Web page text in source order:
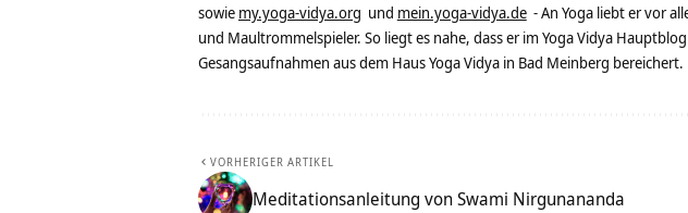
sowie my.yoga-vidya.org und mein.yoga-vidya.de - An Yoga liebt er vor
und Maultrommelspieler. So liegt es nahe, dass er im Yoga Vidya
Gesangsaufnahmen aus dem Haus Yoga Vidya in Bad Meinberg bereichert.
VORHERIGER ARTIKEL
Meditationsanleitung von Swami Nirgunananda